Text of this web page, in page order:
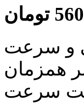
تومان
و سرعت
همزمان
سرعت